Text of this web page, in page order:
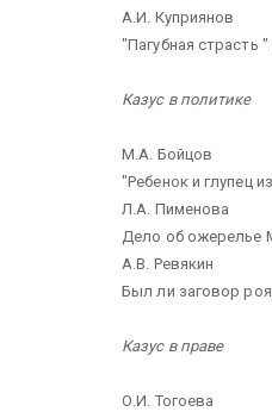
А.И. Куприянов
"Пагубная страсть
Казус в политике
M.A. Бойцов
"Ребенок и глупец
Л.А. Пименова
Дело об ожерелье
А.В. Ревякин
Был ли заговор
Казус в праве
О.И. Тогоева